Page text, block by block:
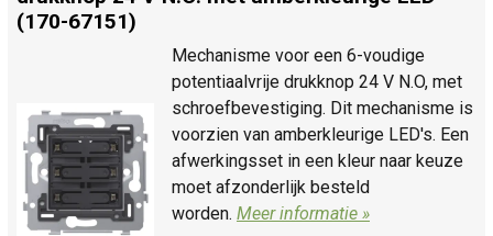
(170-67151)
Mechanisme voor een 6-voudige
potentiaalvrije drukknop 24 V N.O, met
schroefbevestiging. Dit mechanisme is
voorzien van amberkleurige LED's. Een
afwerkingsset in een kleur naar keuze
moet afzonderlijk besteld
worden. Meer informatie »